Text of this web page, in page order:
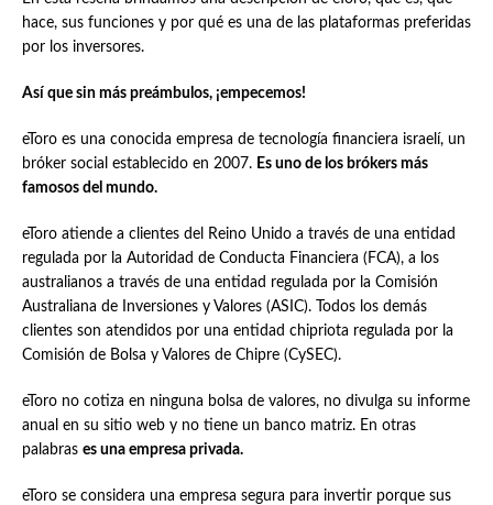
hace, sus funciones y por qué es una de las plataformas preferidas
por los inversores.
Así que sin más preámbulos, ¡empecemos!
eToro es una conocida empresa de tecnología financiera israelí, un
bróker social establecido en 2007. Es uno de los brókers más
famosos del mundo.
eToro atiende a clientes del Reino Unido a través de una entidad
regulada por la Autoridad de Conducta Financiera (FCA), a los
australianos a través de una entidad regulada por la Comisión
Australiana de Inversiones y Valores (ASIC). Todos los demás
clientes son atendidos por una entidad chipriota regulada por la
Comisión de Bolsa y Valores de Chipre (CySEC).
eToro no cotiza en ninguna bolsa de valores, no divulga su informe
anual en su sitio web y no tiene un banco matriz. En otras
palabras es una empresa privada.
eToro se considera una empresa segura para invertir porque sus